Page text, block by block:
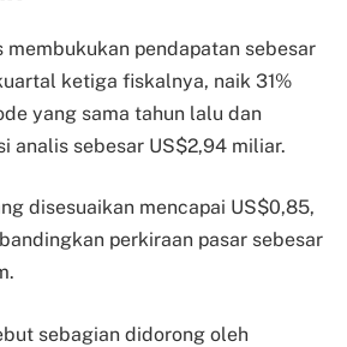
membukukan pendapatan sebesar
ketiga fiskalnya, naik 31%
yang sama tahun lalu dan
analis sebesar US$2,94 miliar.
disesuaikan mencapai US$0,85,
perkiraan pasar sebesar
sebagian didorong oleh